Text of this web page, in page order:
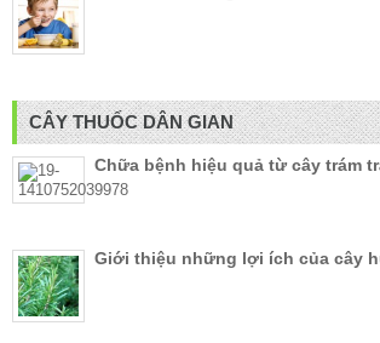
CÂY THUỐC DÂN GIAN
Chữa bệnh hiệu quả từ cây trám
Giới thiệu những lợi ích của cây